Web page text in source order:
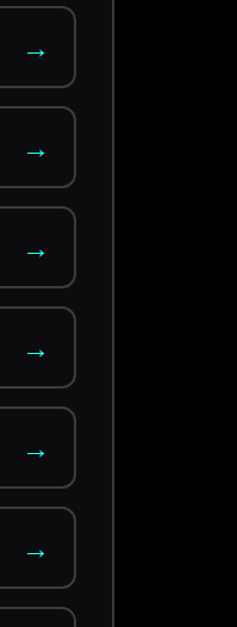
→
→
→
→
→
→